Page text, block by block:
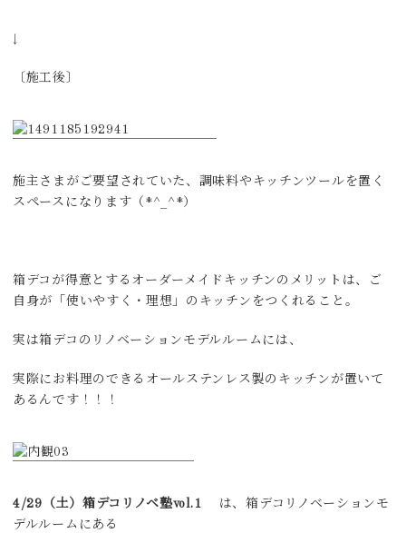
↓
〔施工後〕
施主さまがご要望されていた、調味料やキッチンツールを置く
スペースになります（*^_^*）
箱デコが得意とするオーダーメイドキッチンのメリットは、ご
自身が「使いやすく・理想」のキッチンをつくれること。
実は箱デコのリノベーションモデルルームには、
実際にお料理のできるオールステンレス製のキッチンが置いて
あるんです！！！
4/29（土）箱デコリノベ塾vol.1 は、箱デコリノベーションモ
デルルームにある